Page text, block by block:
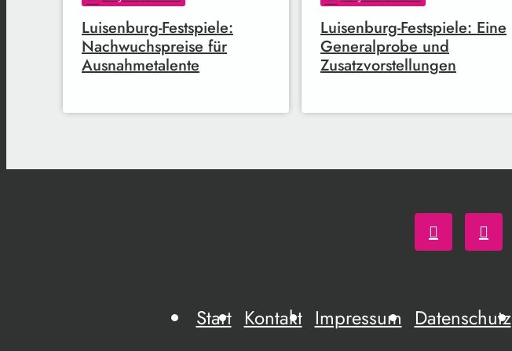
Luisenburg-Festspiele:
Nachwuchspreise für
Ausnahmetalente
Luisenburg-Festspiele: Eine
Generalprobe und
Zusatzvorstellungen
Start Kontakt Impressum Datenschutz